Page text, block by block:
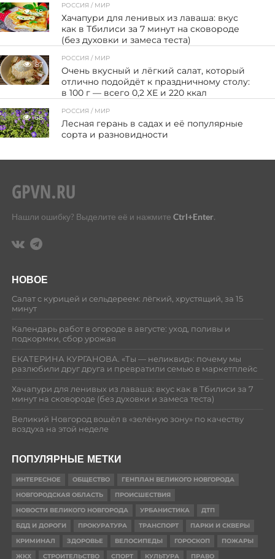
38
РОССИЯ / МИР
Хачапури для ленивых из лаваша: вкус
как в Тбилиси за 7 минут на сковороде
(без духовки и замеса теста)
87
РОССИЯ / МИР
Очень вкусный и лёгкий салат, который
отлично подойдёт к праздничному столу:
в 100 г — всего 0,2 ХЕ и 220 ккал
68
РОССИЯ / МИР
Лесная герань в садах и её популярные
сорта и разновидности
Нашли ошибку? Выделите её и нажмите Ctrl+Enter.
НОВОЕ
Салат с курицей и сельдереем: лёгкий, хрустящий, за 15
минут
Календарь работ в огороде в августе: уход, поливы и
подкормки, сбор урожая
ЕКАТЕРИНА КУРГАНОВА. «Ты — неликвид»: почему мы
разлюбили друг друга и превратили семью в маркетплейс
Хачапури для ленивых из лаваша: вкус как в Тбилиси за 7
минут на сковороде (без духовки и замеса теста)
Великий Новгород вошёл в «зелёную зону» по качеству
воздуха на этой неделе
ПОПУЛЯРНЫЕ МЕТКИ
ИНТЕРЕСНОЕ ОБЩЕСТВО
ГЕНПЛАН ВЕЛИКОГО НОВГОРОДА
НОВГОРОДСКАЯ ОБЛАСТЬ
ПРОИСШЕСТВИЯ
НОВОСТИ ВЕЛИКОГО НОВГОРОДА
УРБАНИСТИКА
ДТП
БДД И ДОРОГИ
ПРОКУРАТУРА ТРАНСПОРТ
ПАРКИ И СКВЕРЫ
КРИМИНАЛ
ЗДОРОВЬЕ ВЕЛОСИПЕДЫ ГОРОСКОП
ПОЖАРЫ
ЖКХ
СТРОИТЕЛЬСТВО СПОРТ КУЛЬТУРА ПРАВО